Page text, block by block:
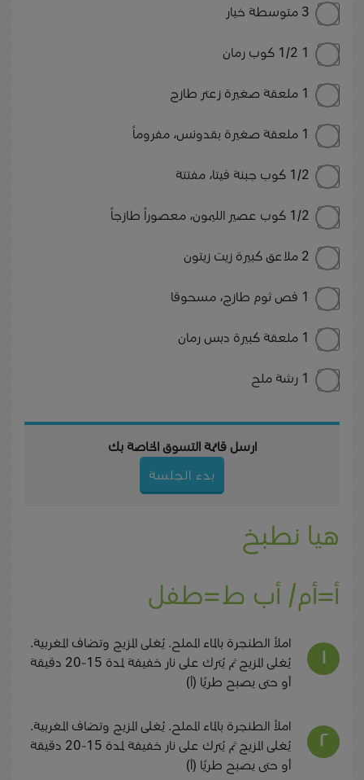
3 متوسطة خيار
1 1/2 كوب رمان
1 ملعقة صغيرة زعتر طازج
1 ملعقة صغيرة بقدونس، مفروماً
1/2 كوب جبنة فيتا، مفتتة
1/2 كوب عصير الليمون، معصوراً طازجاً
2 ملاعق كبيرة زيت زيتون
1 فص ثوم طازج، مسحوقا
1 ملعقة كبيرة دبس رمان
1 رشة ملح
ارسل قائمة التسوق الخاصة بك
بدء الجلسة
هيا نطبخ
أ=أم/ أب ط=طفل
املأ الطنجرة بالماء المملح. يُغلى المزيج وتضاف المغربية.
يُغلى المزيج ثم يُترك على نار خفيفة لمدة 15-20 دقيقة
أو حتى يصبح طريًا (أ)
املأ الطنجرة بالماء المملح. يُغلى المزيج وتضاف المغربية.
يُغلى المزيج ثم يُترك على نار خفيفة لمدة 15-20 دقيقة
أو حتى يصبح طريًا (أ)